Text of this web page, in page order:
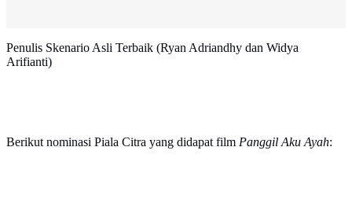
Penulis Skenario Asli Terbaik (Ryan Adriandhy dan Widya
Arifianti)
Berikut nominasi Piala Citra yang didapat film Panggil Aku Ayah: